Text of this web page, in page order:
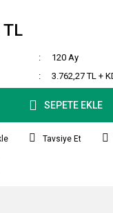
120 Ay
3.762,27 TL +
SEPETE EKLE
Tavsiye Et